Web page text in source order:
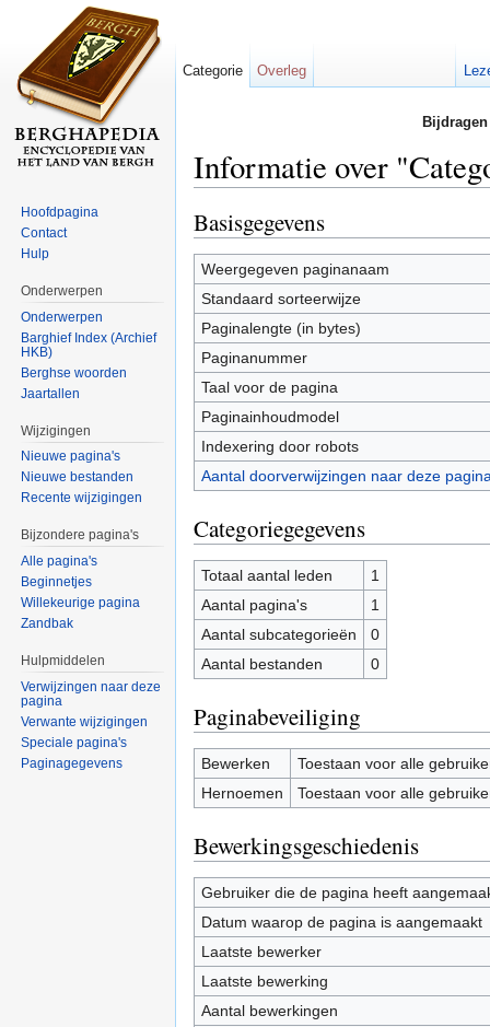
Informatie over
Basisgegevens
Weergegeven paginanaam
Standaard sorteerwijze
Paginalengte (in bytes)
Paginanummer
Taal voor de pagina
Paginainhoudmodel
Indexering door robots
Aantal doorverwijzingen naar deze
Categoriegegevens
Totaal aantal leden
1
Aantal pagina's
1
Aantal subcategorieën
0
Aantal bestanden
0
Paginabeveiliging
Bewerken
Toestaan voor alle
Hernoemen
Toestaan voor alle
Bewerkingsgeschiedenis
Gebruiker die de pagina heeft
Datum waarop de pagina is aangemaakt
Laatste bewerker
Laatste bewerking
Aantal bewerkingen
Categorie Overleg
Hoofdpagina
Contact
Hulp
Onderwerpen
Onderwerpen
Barghief Index (Archief
HKB)
Berghse woorden
Jaartallen
Wijzigingen
Nieuwe pagina's
Nieuwe bestanden
Recente wijzigingen
Bijzondere pagina's
Alle pagina's
Beginnetjes
Willekeurige pagina
Zandbak
Hulpmiddelen
Verwijzingen naar deze
pagina
Verwante wijzigingen
Speciale pagina's
Paginagegevens